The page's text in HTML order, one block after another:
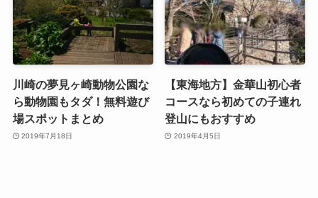
川崎の夢見ヶ崎動物公園な
ら動物園もタダ！無料遊び
場スポットまとめ
2019年7月18日
【東海地方】金華山初心者
コースなら初めての子連れ
登山にもおすすめ
2019年4月5日